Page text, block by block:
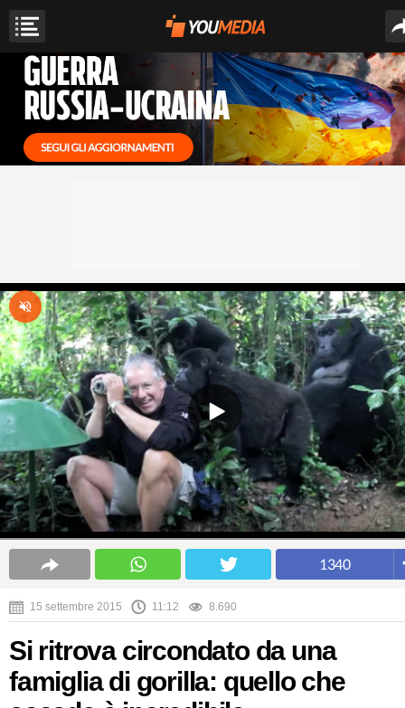
1340
15 settembre 2015 11:12 8.690
Si ritrova circondato da una
famiglia di gorilla: quello che